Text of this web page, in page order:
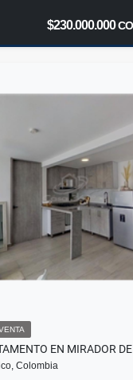
$230.000.000
EN MIRADOR
Colombia